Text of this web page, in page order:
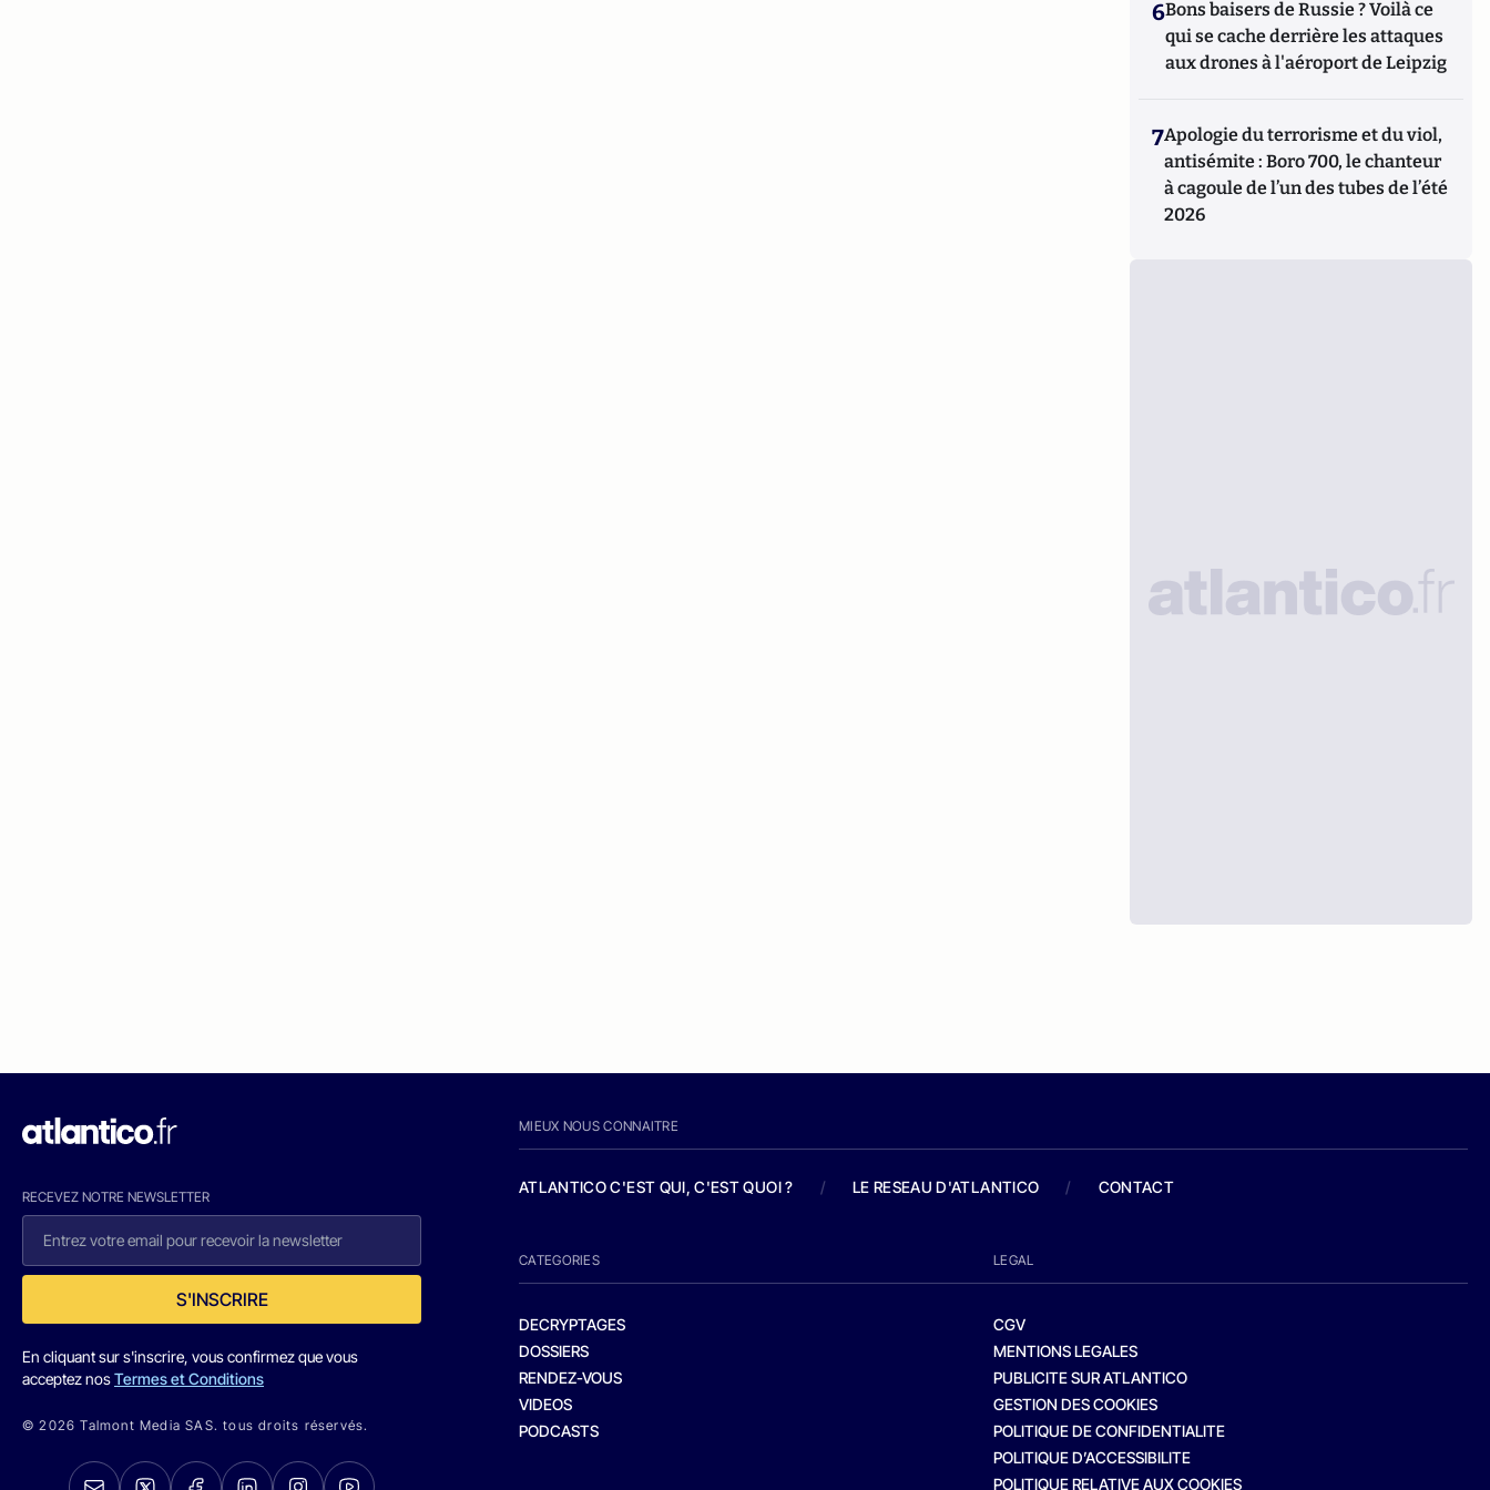
6Bons baisers de Russie ? Voilà ce
qui se cache derrière les attaques
aux drones à l'aéroport de Leipzig
7Apologie du terrorisme et du viol,
antisémite : Boro 700, le chanteur
à cagoule de l’un des tubes de l’été
2026
RECEVEZ NOTRE NEWSLETTER
S'INSCRIRE
En cliquant sur s'inscrire, vous confirmez que vous
acceptez nosTermes et Conditions
© 2026 Talmont Media SAS. tous droits réservés.
MIEUX NOUS CONNAITRE
ATLANTICO C'EST QUI, C'EST QUOI ? / LE RESEAU D'ATLANTICO / CONTACT
CATEGORIES
DECRYPTAGES
DOSSIERS
RENDEZ-VOUS
VIDEOS
PODCASTS
LEGAL
CGV
MENTIONS LEGALES
PUBLICITE SUR ATLANTICO
GESTION DES COOKIES
POLITIQUE DE CONFIDENTIALITE
POLITIQUE D’ACCESSIBILITE
POLITIQUE RELATIVE AUX COOKIES